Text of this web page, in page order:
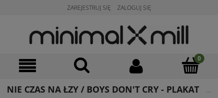
ZAREJESTRUJ SIĘ ZALOGUJ SIĘ
NIE CZAS NA ŁZY / BOYS DON'T CRY - PLAKAT